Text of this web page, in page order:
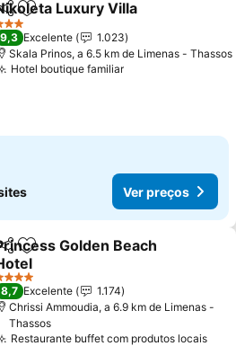
Adicionar aos favoritos
Luxury Villa
Estrelas
9,3 Excelente
1.023
Skala Prinos, a 6.5 km de Limenas - Thassos
Hotel boutique familiar
Ver preços
Adicionar aos favoritos
Golden Beach
Estrelas
8,7 Excelente
1.174
Chrissi Ammoudia, a 6.9 km de Limenas -
Thassos
Restaurante buffet com produtos locais